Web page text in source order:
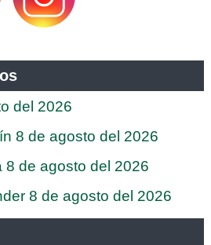
del 2026
8 de agosto del 2026
8 de agosto del 2026
8 de agosto del 2026